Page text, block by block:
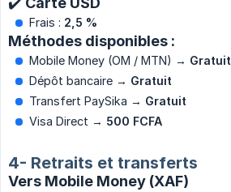
Frais : 2,5 %
Méthodes disponibles :
Mobile Money (OM / MTN) → Gratuit
Dépôt bancaire → Gratuit
Transfert PaySika → Gratuit
Visa Direct → 500 FCFA
4- Retraits et transferts
Vers Mobile Money (XAF)